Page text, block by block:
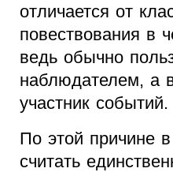
отличается от
повествования в
ведь обычно
наблюдателем, а
участник событий.
По этой причине
считать